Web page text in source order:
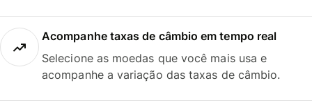
Acompanhe taxas de câmbio em tempo real
Selecione as moedas que você mais usa e
acompanhe a variação das taxas de câmbio.